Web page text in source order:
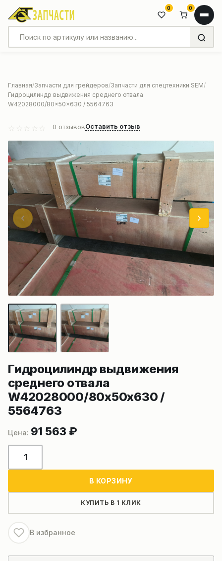
0 0
Главная Запчасти для грейдеров Запчасти для спецтехники SEM
Гидроцилиндр выдвижения среднего отвала
W42028000/80x50x630 / 5564763
0 отзывовОставить отзыв
Гидроцилиндр выдвижения
среднего отвала
W42028000/80x50x630 /
5564763
91 563 ₽
товара
отвала
W42028000/80x50x630
/
В КОРЗИНУ
КУПИТЬ В 1 КЛИК
В избранное